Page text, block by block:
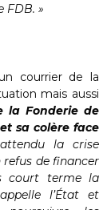
FDB. »
courrier de la
mais aussi
la Fonderie de
sa colère face
la crise
de financer
court terme la
l’État et